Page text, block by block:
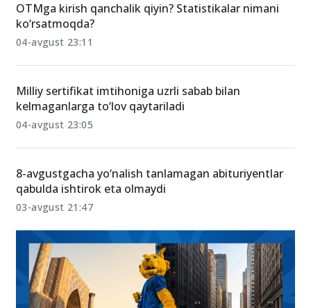
OTMga kirish qanchalik qiyin? Statistikalar nimani
ko‘rsatmoqda?
04-avgust 23:11
Milliy sertifikat imtihoniga uzrli sabab bilan
kelmaganlarga to‘lov qaytariladi
04-avgust 23:05
8-avgustgacha yo‘nalish tanlamagan abituriyentlar
qabulda ishtirok eta olmaydi
03-avgust 21:47